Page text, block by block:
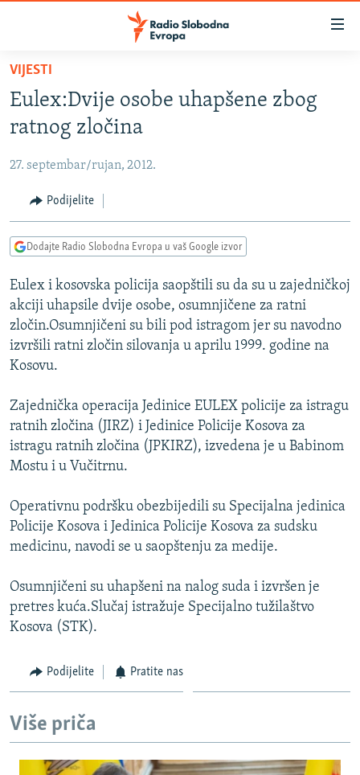
Pređite
glavni
sadržaj
na
navigaciju
Pređite
na
VIJESTI
BOSNA I HERCEGOVINA
KOSOVO
CRNA GORA
VIDEO
FOTOGALERIJE
INFOGRAFIKE
PODCASTI
RAT U UKRAJINI
KINA NA BALKANU
RSE PRIČE IZ SVIJETA
ISPRIČAJ MI
DNEVNO@RSE
SPECIJALI RSE
VIŠE OD NASLOVA
POPLAVE I KLIZIŠTA U BIH 2024.
TV LIBERTY
POST SCRIPTUM
MOJA EVROPA
TRI DECENIJE OD RATA U BIH
SVE KARTE DEJTONA
NASTANAK I RASPAD JUGOSLAVIJE
Sve RFE/RL stranice
VIJESTI
Eulex:Dvije osobe uhapšene zbog
ratnog zločina
27. septembar/rujan, 2012.
Podijelite
Dodajte Radio Slobodna Evropa u vaš Google izvor
Eulex i kosovska policija saopštili su da su u zajedničkoj
akciji uhapsile dvije osobe, osumnjičene za ratni
zločin.Osumnjičeni su bili pod istragom jer su navodno
izvršili ratni zločin silovanja u aprilu 1999. godine na
Kosovu.
Zajednička operacija Jedinice EULEX policije za istragu
ratnih zločina (JIRZ) i Jedinice Policije Kosova za
istragu ratnih zločina (JPKIRZ), izvedena je u Babinom
Mostu i u Vučitrnu.
Operativnu podršku obezbijedili su Specijalna jedinica
Policije Kosova i Jedinica Policije Kosova za sudsku
medicinu, navodi se u saopštenju za medije.
Osumnjičeni su uhapšeni na nalog suda i izvršen je
pretres kuća.Slučaj istražuje Specijalno tužilaštvo
Kosova (STK).
Podijelite Pratite nas
Više priča